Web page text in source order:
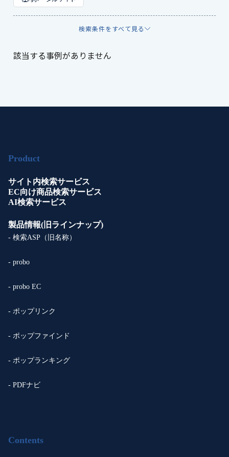
検索条件をすべて見る
該当する事例がありません
Product
サイト内検索サービス
EC向け商品検索サービス
AI検索サービス
製品情報(旧ラインナップ)
- 検索ASP（旧名称）
- probo
- probo EC
- ポップリンク
- ポップファインド
- ポップランキング
- PDFナビ
Contents